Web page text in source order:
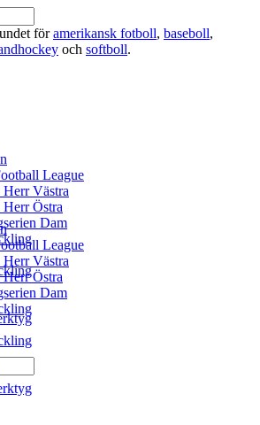
föramerikansk fotboll, baseboll,
och softboll.
League
Västra
Östra
Dam
League
Västra
Östra
Dam